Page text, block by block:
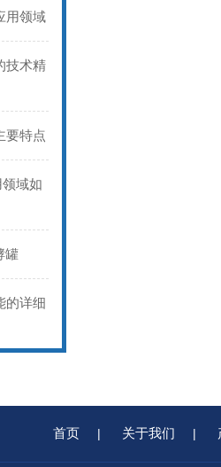
用领域
技术精
要特点
域如
罐
的详细
首页 | 关于我们 |